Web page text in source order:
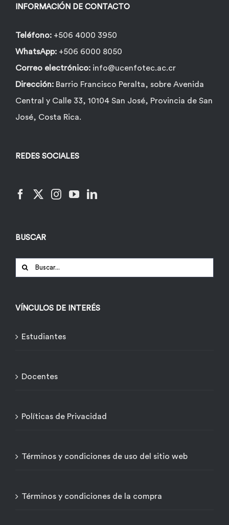
de
producto
INFORMACIÓN DE CONTACTO
Teléfono: +506 4000 3950
WhatsApp: +506 6000 8050
Correo electrónico: info@ucenfotec.ac.cr
Dirección: Barrio Francisco Peralta, sobre Avenida
Central y Calle 33, 10104 San José, Provincia de San
José, Costa Rica.
REDES SOCIALES
BUSCAR
Buscar:
VÍNCULOS DE INTERÉS
Estudiantes
Docentes
Políticas de Privacidad
Términos y condiciones de uso del sitio web
Términos y condiciones de la compra